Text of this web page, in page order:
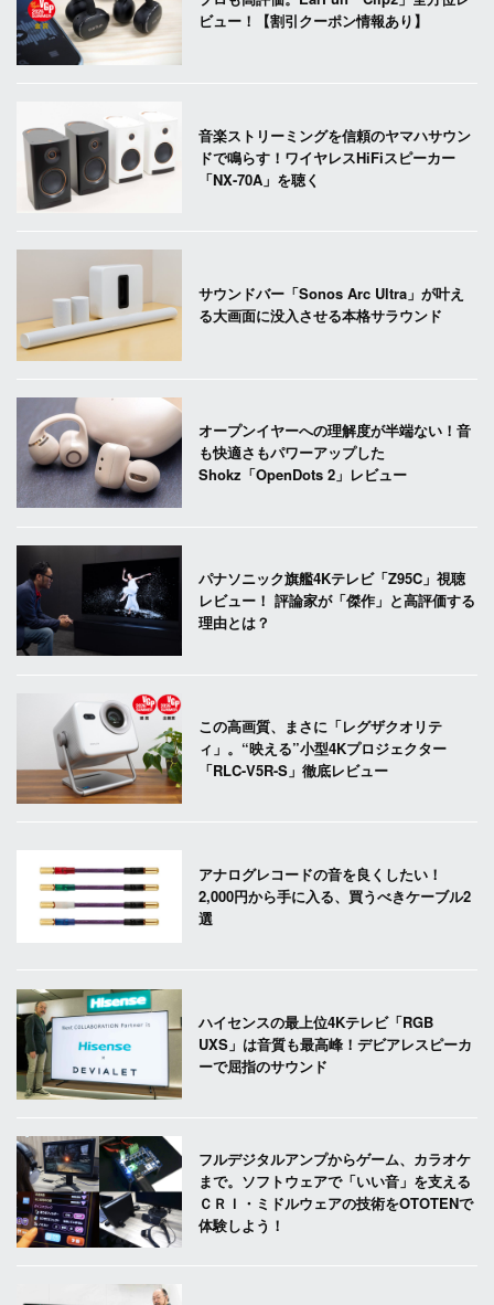
ビュー！【割引クーポン情報あり】
音楽ストリーミングを信頼のヤマハサウン
ドで鳴らす！ワイヤレスHiFiスピーカー
「NX-70A」を聴く
サウンドバー「Sonos Arc Ultra」が叶え
る大画面に没入させる本格サラウンド
オープンイヤーへの理解度が半端ない！音
も快適さもパワーアップした
Shokz「OpenDots 2」レビュー
パナソニック旗艦4Kテレビ「Z95C」視聴
レビュー！ 評論家が「傑作」と高評価する
理由とは？
この高画質、まさに「レグザクオリテ
ィ」。“映える”小型4Kプロジェクター
「RLC-V5R-S」徹底レビュー
アナログレコードの音を良くしたい！
2,000円から手に入る、買うべきケーブル2
選
ハイセンスの最上位4Kテレビ「RGB
UXS」は音質も最高峰！デビアレスピーカ
ーで屈指のサウンド
フルデジタルアンプからゲーム、カラオケ
まで。ソフトウェアで「いい音」を支える
ＣＲＩ・ミドルウェアの技術をOTOTENで
体験しよう！